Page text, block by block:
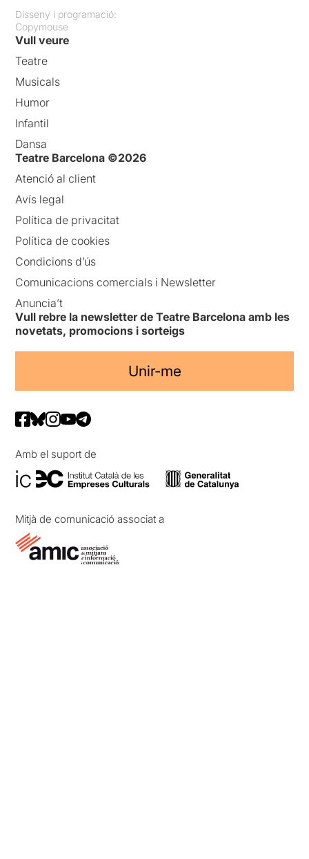
Disseny i programació:
Copymouse
Vull veure
Teatre
Musicals
Humor
Infantil
Dansa
Teatre Barcelona ©2026
Atenció al client
Avís legal
Política de privacitat
Política de cookies
Condicions d’ús
Comunicacions comercials i Newsletter
Anuncia’t
Vull rebre la newsletter de Teatre Barcelona amb les
novetats, promocions i sorteigs
Unir-me
Amb el suport de
Mitjà de comunicació associat a